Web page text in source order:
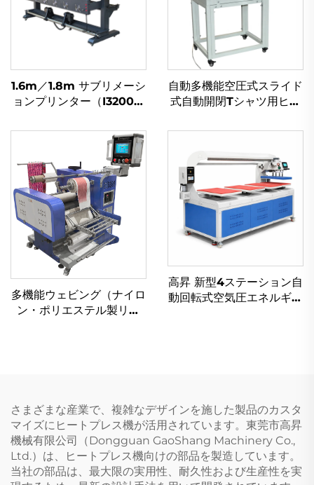
1.6m／1.8m サブリメーシ
ョンプリンター（I3200／
ニールステッカー・バナ
ー・カーステッカー用、小
規模事業者向け高速・低価
格モデル
自動多機能空圧式スライド
式自動開閉Tシャツ用ヒー
cm、38×38 cm、40×60
リンター（衣料品用）
多機能ウェビング（ナイロ
ン・ポリエステル製リボ
高昇 新型4ステーション自
動回転式空気圧エネルギー
さまざまな産業で、複雑なデザインを施した製品のカスタ
マイズにヒートプレス機が活用されています。東莞市高昇
機械有限公司（Dongguan GaoShang Machinery Co.,
Ltd.）は、ヒートプレス機向けの部品を製造しています。
当社の部品は、最大限の実用性、耐久性および生産性を実